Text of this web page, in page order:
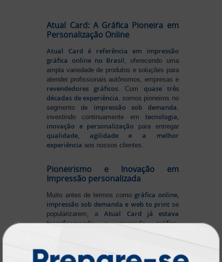
Atual Card: A Gráfica Pioneira em
Personalização Online
Atual Card é referência em impressão
gráfica online no Brasil, oferecendo uma
ampla variedade de produtos e soluções para
atender profissionais autônomos, empresas e
revendedores gráficos. Comquase três
décadas de experiência, somos pioneiros no
segmento de impressão sob demanda,
investindo continuamente em tecnologia,
inovação e personalização para entregar
qualidade, agilidade e a melhor
experiência aos nossos clientes.
Pioneirismo e Inovação em
Impressão personalizada
Muito antes de termos como gráfica online,
impressão sob demanda e web to printse
popularizarem, aAtual Card já estava
transformando o mercado gráfico.
de ponta